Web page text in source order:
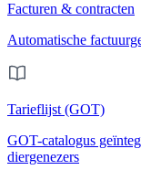
Facturen & contracten
Automatische
Tarieflijst (GOT)
GOT-catalogus
diergenezers